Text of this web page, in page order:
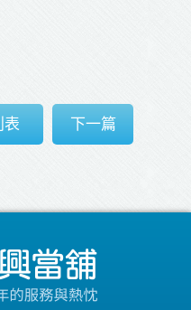
表 下一篇